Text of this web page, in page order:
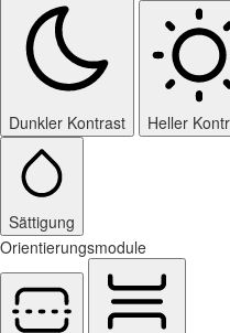
Dunkler Kontrast Heller
Sättigung
Orientierungsmodule